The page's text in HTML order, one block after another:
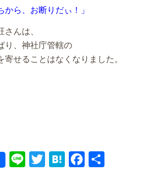
から、お断りだぃ！」
んは、
り、神社庁管轄の
せることはなくなりました。
LineTwitter
Hatena共